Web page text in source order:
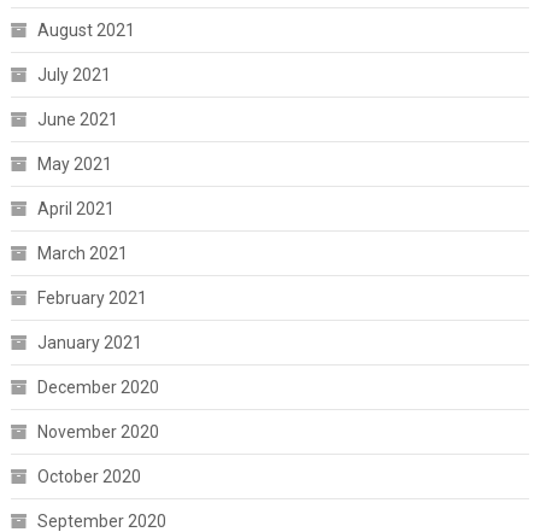
August 2021
July 2021
June 2021
May 2021
April 2021
March 2021
February 2021
January 2021
December 2020
November 2020
October 2020
September 2020